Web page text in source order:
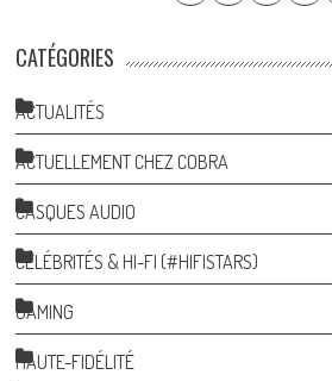
CATÉGORIES
ACTUALITÉS
ACTUELLEMENT CHEZ COBRA
CASQUES AUDIO
CÉLÉBRITÉS & HI-FI (#HIFISTARS)
GAMING
HAUTE-FIDÉLITÉ